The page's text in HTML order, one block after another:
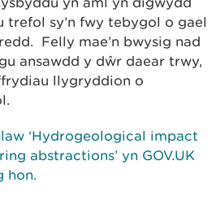
trefol sy’n fwy tebygol o gael
Felly mae’n bwysig nad
ansawdd y dŵr daear trwy,
llygryddion o
‘Hydrogeological impact
abstractions’ yn GOV.UK
hon.